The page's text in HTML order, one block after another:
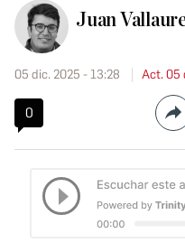
Juan
05 dic. 2025 - 13:28 Act. 05
0